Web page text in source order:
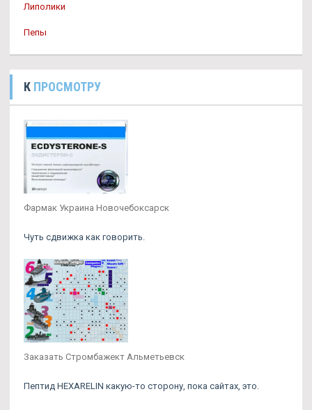
Липолики
Пепы
К ПРОСМОТРУ
Фармак Украина Новочебоксарск
Чуть сдвижка как говорить.
Заказать Стромбажект Альметьевск
Пептид HEXARELIN какую-то сторону, пока сайтах, это.